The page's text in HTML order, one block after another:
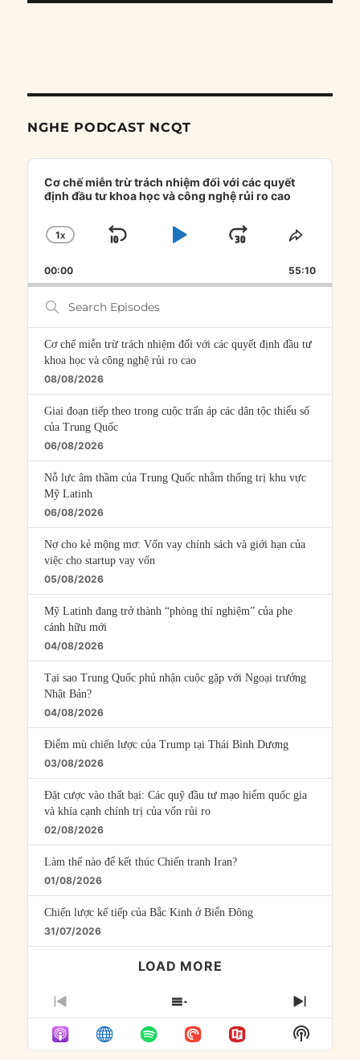
NGHE PODCAST NCQT
Audio
Player
Cơ chế miễn trừ trách nhiệm đối với các quyết
định đầu tư khoa học và công nghệ rủi ro cao
CHANGE
RATE
1X
SKIP
PLAYJUMP
FORWARD
SHARE
00:00 55:10
Search
Episodes
Cơ chế miễn trừ trách nhiệm đối với các quyết định đầu tư
khoa học và công nghệ rủi ro cao
08/08/2026
Giai đoạn tiếp theo trong cuộc trấn áp các dân tộc thiểu số
của Trung Quốc
06/08/2026
Nỗ lực âm thầm của Trung Quốc nhằm thống trị khu vực
Mỹ Latinh
06/08/2026
Nợ cho kẻ mộng mơ: Vốn vay chính sách và giới hạn của
việc cho startup vay vốn
05/08/2026
Mỹ Latinh đang trở thành “phòng thí nghiệm” của phe
cánh hữu mới
04/08/2026
Tại sao Trung Quốc phủ nhận cuộc gặp với Ngoại trưởng
Nhật Bản?
04/08/2026
Điểm mù chiến lược của Trump tại Thái Bình Dương
03/08/2026
Đặt cược vào thất bại: Các quỹ đầu tư mạo hiểm quốc gia
và khía cạnh chính trị của vốn rủi ro
02/08/2026
Làm thế nào để kết thúc Chiến tranh Iran?
01/08/2026
Chiến lược kế tiếp của Bắc Kinh ở Biển Đông
31/07/2026
LOAD MORE
PREVIOUS
EPISODE
SHOW
EPISODES
LIST
NEXT
Show
Podcast